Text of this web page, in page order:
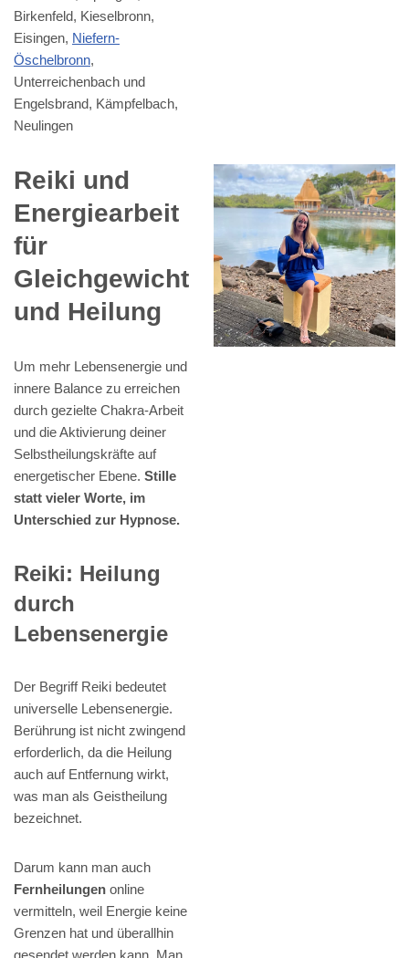
Birkenfeld, Kieselbronn,
Eisingen, Niefern-
Öschelbronn,
Unterreichenbach und
Engelsbrand, Kämpfelbach,
Neulingen
Reiki und
Energiearbeit
für
Gleichgewicht
und Heilung
Um mehr Lebensenergie und
innere Balance zu erreichen
durch gezielte Chakra-Arbeit
und die Aktivierung deiner
Selbstheilungskräfte auf
energetischer Ebene. Stille
statt vieler Worte, im
Unterschied zur Hypnose.
Reiki: Heilung
durch
Lebensenergie
Der Begriff Reiki bedeutet
universelle Lebensenergie.
Berührung ist nicht zwingend
erforderlich, da die Heilung
auch auf Entfernung wirkt,
was man als Geistheilung
bezeichnet.
Darum kann man auch
Fernheilungen online
vermitteln, weil Energie keine
Grenzen hat und überallhin